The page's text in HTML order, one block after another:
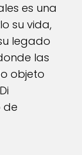
es una
su vida,
legado
las
objeto
de